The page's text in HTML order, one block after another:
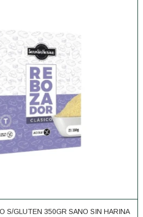
S/GLUTEN 350GR SANO SIN HARINA